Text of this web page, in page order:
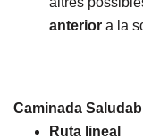
anterior a la
Caminada
Ruta lineal